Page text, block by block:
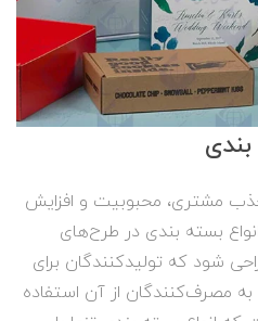
مشتری، محبوبیت و افزایش
بسته بندی در طرح‌های
شود که تولیدکنندگان برای
مصرف‌کنندگان از آن استفاده